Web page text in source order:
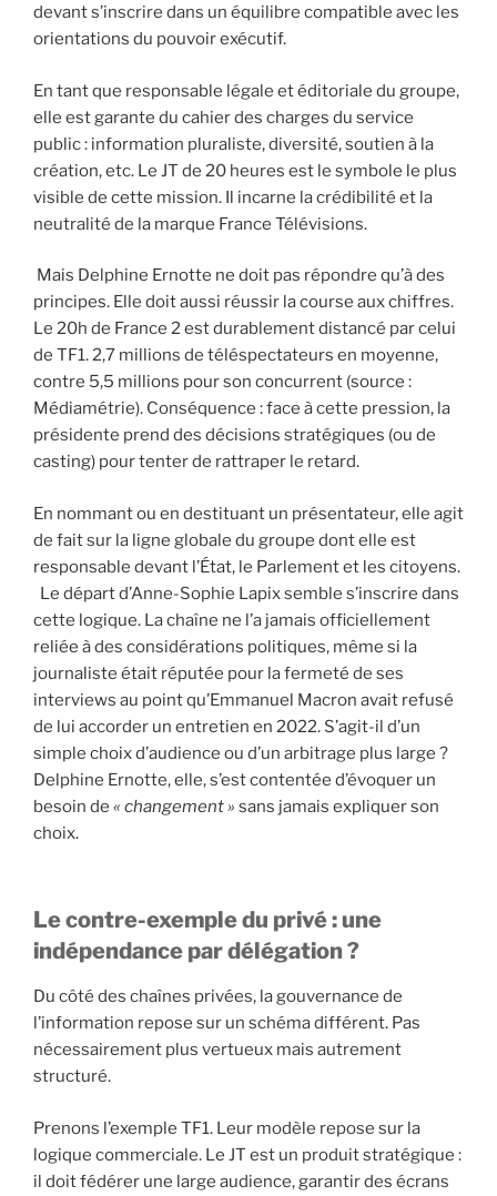
devant s’inscrire dans un équilibre compatible avec les
orientations du pouvoir exécutif.
En tant que responsable légale et éditoriale du groupe,
elle est garante du cahier des charges du service
public : information pluraliste, diversité, soutien à la
création, etc. Le JT de 20 heures est le symbole le plus
visible de cette mission. Il incarne la crédibilité et la
neutralité de la marque France Télévisions.
Mais Delphine Ernotte ne doit pas répondre qu’à des
principes. Elle doit aussi réussir la course aux chiffres.
Le 20h de France 2 est durablement distancé par celui
de TF1. 2,7 millions de téléspectateurs en moyenne,
contre 5,5 millions pour son concurrent (source :
Médiamétrie). Conséquence : face à cette pression, la
présidente prend des décisions stratégiques (ou de
casting) pour tenter de rattraper le retard.
En nommant ou en destituant un présentateur, elle agit
de fait sur la ligne globale du groupe dont elle est
responsable devant l’État, le Parlement et les citoyens.
Le départ d’Anne-Sophie Lapix semble s’inscrire dans
cette logique. La chaîne ne l’a jamais officiellement
reliée à des considérations politiques, même si la
journaliste était réputée pour la fermeté de ses
interviews au point qu’Emmanuel Macron avait refusé
de lui accorder un entretien en 2022. S’agit-il d’un
simple choix d’audience ou d’un arbitrage plus large ?
Delphine Ernotte, elle, s’est contentée d’évoquer un
besoin de « changement » sans jamais expliquer son
choix.
Le contre-exemple du privé : une
indépendance par délégation ?
Du côté des chaînes privées, la gouvernance de
l’information repose sur un schéma différent. Pas
nécessairement plus vertueux mais autrement
structuré.
Prenons l’exemple TF1. Leur modèle repose sur la
logique commerciale. Le JT est un produit stratégique :
il doit fédérer une large audience, garantir des écrans